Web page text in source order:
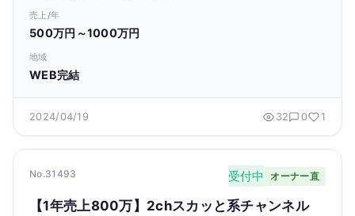
売上/年
500万円～1000万円
地域
WEB完結
2024/04/19 32 0 1
No.31493 受付中 オーナー直
【1年売上800万】2chスカッと系チャンネル